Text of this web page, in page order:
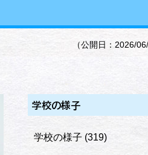
（公開日：2026/06/
学校の様子
学校の様子 (319)